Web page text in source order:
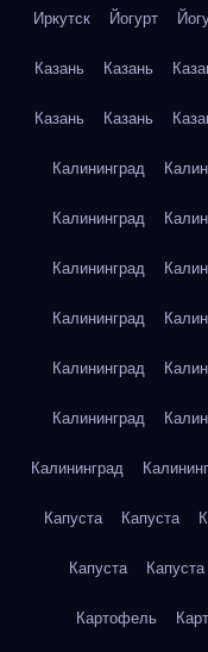
Иркутск Йогурт
Казань Казань
Казань Казань
Калининград
Калининград
Калининград
Калининград
Калининград
Калининград
Калининград
Капуста Капуста
Капуста Капуста
Картофель